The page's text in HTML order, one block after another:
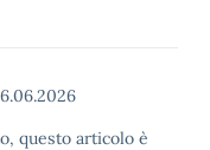
questo articolo è